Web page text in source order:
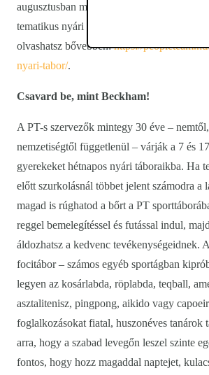
augusztusban megnyílnak a PEOPLE
tematikus nyári táborai, köztük a sporttábor
olvashatsz bővebben:https://
nyari-tabor/.
Csavard be, mint Beckham!
A PT-s szervezők mintegy 30 éve –
nemzetiségtől függetlenül – várják a 7 és
gyerekeket hétnapos nyári táboraikba. Ha
előtt szurkolásnál többet jelent számodra a
magad is rúghatod a bőrt a PT
reggel bemelegítéssel és futással indul,
áldozhatsz a kedvenc tevékenységeidnek.
focitábor – számos egyéb sportágban
legyen az kosárlabda, röplabda, teqball,
asztalitenisz, pingpong, aikido vagy
foglalkozásokat fiatal, huszonéves tanárok
arra, hogy a szabad levegőn leszel szinte
fontos, hogy hozz magaddal naptejet,